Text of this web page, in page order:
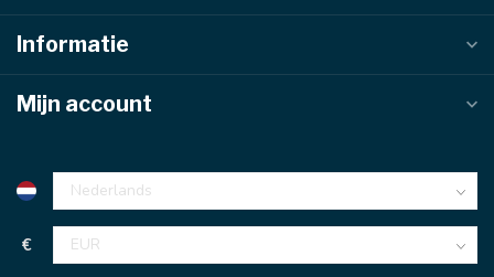
Informatie
Mijn account
€